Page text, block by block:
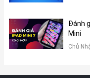
Đánh
Mini
Chủ